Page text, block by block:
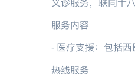
义诊服务，联同十
服务内容
- 医疗支援：包括西
热线服务